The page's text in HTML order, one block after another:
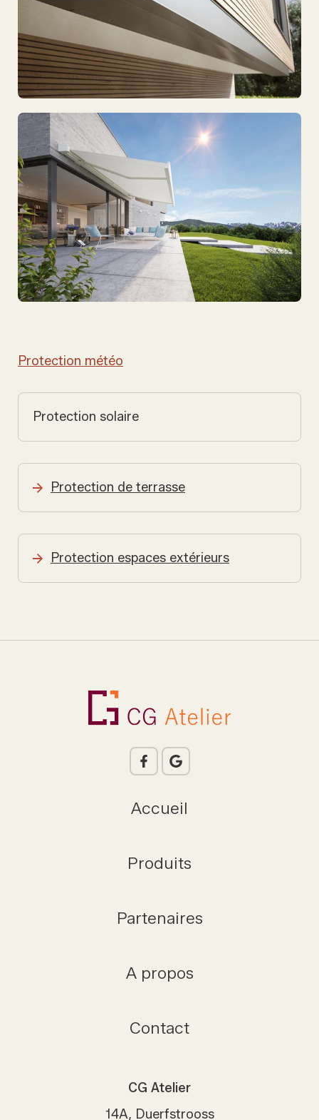
Protection météo
Protection solaire
Protection de terrasse
Protection espaces extérieurs
Accueil
Produits
Partenaires
A propos
Contact
CG Atelier
14A, Duerfstrooss